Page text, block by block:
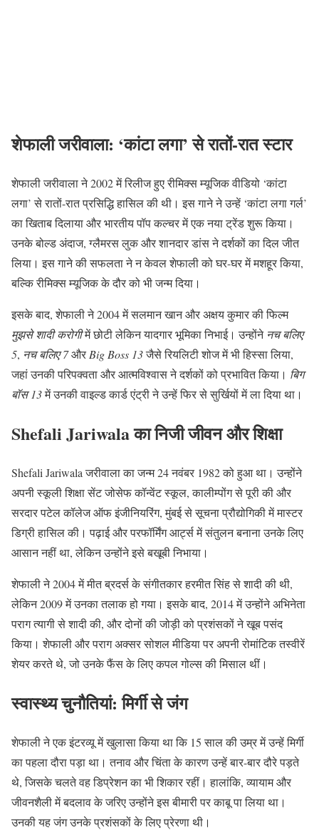
शेफाली जरीवाला: ‘कांटा लगा’ से रातों-रात स्टार
शेफाली जरीवाला ने 2002 में रिलीज हुए रीमिक्स म्यूजिक वीडियो ‘कांटा
लगा’ से रातों-रात प्रसिद्धि हासिल की थी। इस गाने ने उन्हें ‘कांटा लगा गर्ल’
का खिताब दिलाया और भारतीय पॉप कल्चर में एक नया ट्रेंड शुरू किया।
उनके बोल्ड अंदाज, ग्लैमरस लुक और शानदार डांस ने दर्शकों का दिल जीत
लिया। इस गाने की सफलता ने न केवल शेफाली को घर-घर में मशहूर किया,
बल्कि रीमिक्स म्यूजिक के दौर को भी जन्म दिया।
इसके बाद, शेफाली ने 2004 में सलमान खान और अक्षय कुमार की फिल्म
मुझसे शादी करोगीमें छोटी लेकिन यादगार भूमिका निभाई। उन्होंने नच बलिए
5, नच बलिए 7औरBig Boss 13जैसे रियलिटी शोज में भी हिस्सा लिया,
जहां उनकी परिपक्वता और आत्मविश्वास ने दर्शकों को प्रभावित किया। बिग
बॉस 13में उनकी वाइल्ड कार्ड एंट्री ने उन्हें फिर से सुर्खियों में ला दिया था।
Shefali Jariwala का निजी जीवन और शिक्षा
Shefali Jariwala जरीवाला का जन्म 24 नवंबर 1982 को हुआ था। उन्होंने
अपनी स्कूली शिक्षा सेंट जोसेफ कॉन्वेंट स्कूल, कालीम्पोंग से पूरी की और
सरदार पटेल कॉलेज ऑफ इंजीनियरिंग, मुंबई से सूचना प्रौद्योगिकी में मास्टर
डिग्री हासिल की। पढ़ाई और परफॉर्मिंग आर्ट्स में संतुलन बनाना उनके लिए
आसान नहीं था, लेकिन उन्होंने इसे बखूबी निभाया।
शेफाली ने 2004 में मीत ब्रदर्स के संगीतकार हरमीत सिंह से शादी की थी,
लेकिन 2009 में उनका तलाक हो गया। इसके बाद, 2014 में उन्होंने अभिनेता
पराग त्यागी से शादी की, और दोनों की जोड़ी को प्रशंसकों ने खूब पसंद
किया। शेफाली और पराग अक्सर सोशल मीडिया पर अपनी रोमांटिक तस्वीरें
शेयर करते थे, जो उनके फैंस के लिए कपल गोल्स की मिसाल थीं।
स्वास्थ्य चुनौतियां: मिर्गी से जंग
शेफाली ने एक इंटरव्यू में खुलासा किया था कि 15 साल की उम्र में उन्हें मिर्गी
का पहला दौरा पड़ा था। तनाव और चिंता के कारण उन्हें बार-बार दौरे पड़ते
थे, जिसके चलते वह डिप्रेशन का भी शिकार रहीं। हालांकि, व्यायाम और
जीवनशैली में बदलाव के जरिए उन्होंने इस बीमारी पर काबू पा लिया था।
उनकी यह जंग उनके प्रशंसकों के लिए प्रेरणा थी।